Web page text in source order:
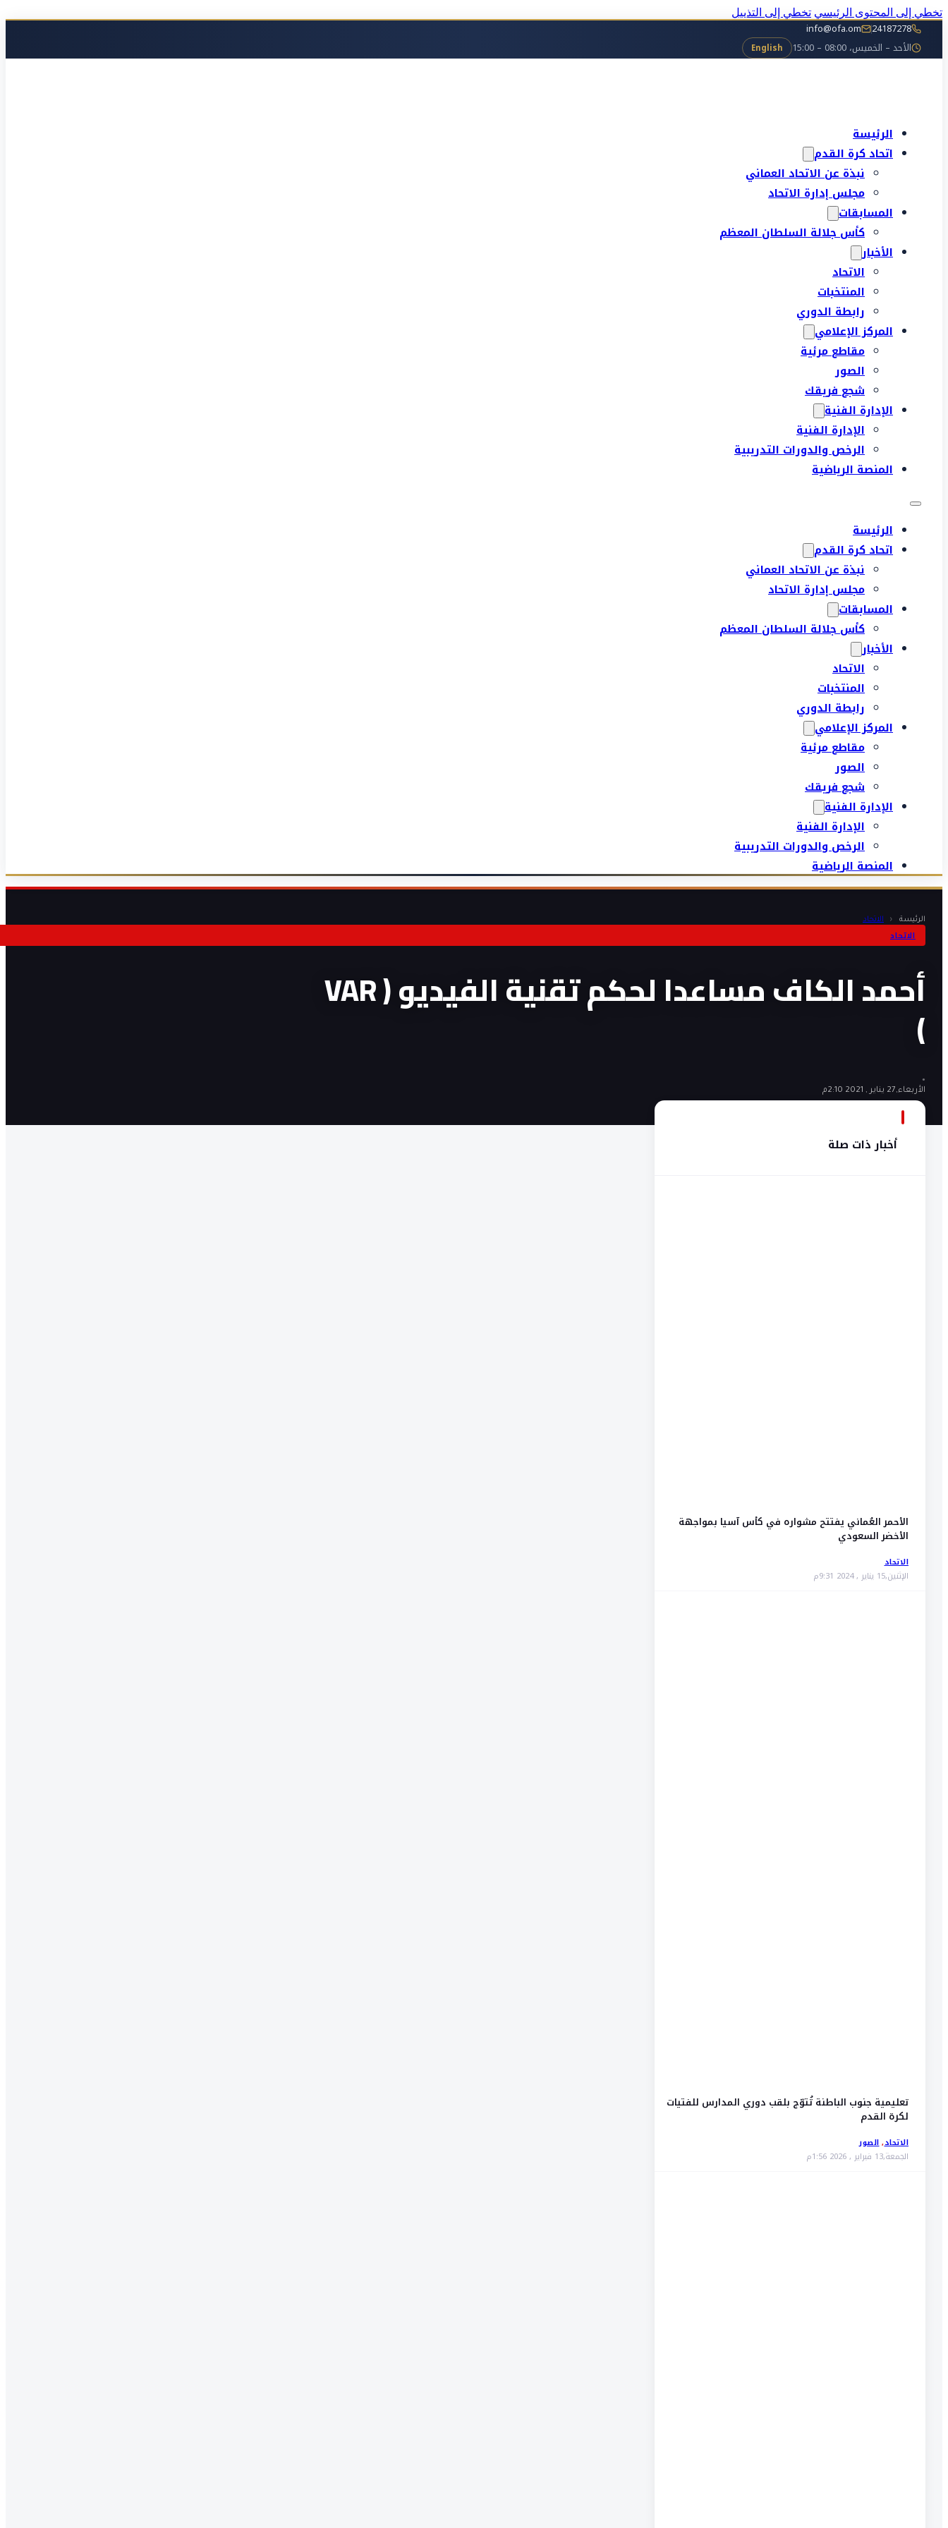
تخطي إلى المحتوى الرئيسي تخطي إلى التذييل
24187278
info@ofa.om
الأحد – الخميس، 08:00 – 15:00
English
الرئيسة
اتحاد كرة القدم
نبذة عن الاتحاد العماني
مجلس إدارة الاتحاد
المسابقات
كأس جلالة السلطان المعظم
الأخبار
الاتحاد
المنتخبات
رابطة الدوري
المركز الإعلامي
مقاطع مرئية
الصور
شجع فريقك
الإدارة الفنية
الإدارة الفنية
الرخص والدورات التدريبية
المنصة الرياضية
الرئيسة
اتحاد كرة القدم
نبذة عن الاتحاد العماني
مجلس إدارة الاتحاد
المسابقات
كأس جلالة السلطان المعظم
الأخبار
الاتحاد
المنتخبات
رابطة الدوري
المركز الإعلامي
مقاطع مرئية
الصور
شجع فريقك
الإدارة الفنية
الإدارة الفنية
الرخص والدورات التدريبية
المنصة الرياضية
الرئيسة ‹ الاتحاد
الاتحاد
أحمد الكاف مساعدا لحكم تقنية الفيديو ( VAR
)
•
الأربعاء,27 يناير , 2021 2:10م
أخبار ذات صلة
الأحمر العُماني يفتتح مشواره في كأس آسيا بمواجهة
الأخضر السعودي
الاتحاد
الإثنين,15 يناير , 2024 9:31م
تعليمية جنوب الباطنة تُتوّج بلقب دوري المدارس للفتيات
لكرة القدم
الاتحاد,الصور
الجمعة,13 فبراير , 2026 1:56م